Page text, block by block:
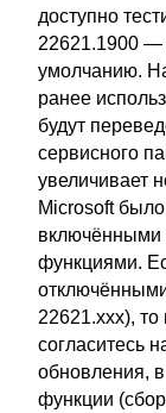
доступно
22621.1900 —
умолчанию.
ранее
будут
сервисного
увеличивает
Microsoft
включёнными
функциями.
22621.xxx),
согласитесь
обновления,
функции